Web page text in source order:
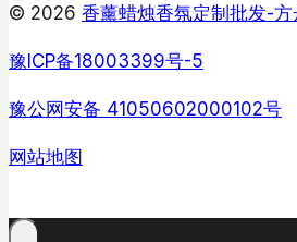
© 2026 香薰蜡烛香氛定制批发-
豫ICP备18003399号-5
豫公网安备 41050602000102号
网站地图